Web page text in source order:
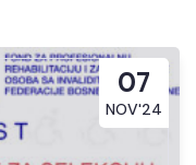
07
NOV'24